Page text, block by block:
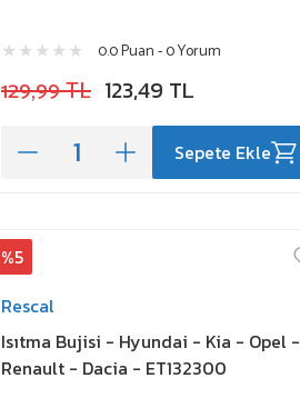
0.0 Puan - 0 Yorum
129,99 TL 123,49 TL
Sepete Ekle
%5
Rescal
Isıtma Bujisi - Hyundai - Kia - Opel -
Renault - Dacia - ET132300